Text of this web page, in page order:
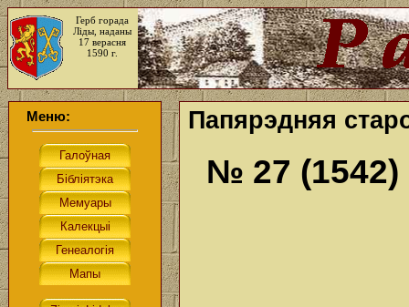
Герб горада
Ліды, наданы
17 верасня
1590 г.
Меню: Папярэдняя
№ 27 (1542)